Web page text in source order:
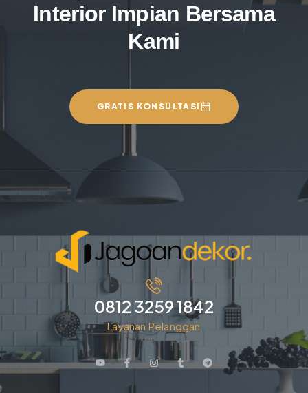
Interior Impian Bersama
Kami
GRATIS KONSULTASI
0812 3259 1842
Layanan Pelanggan